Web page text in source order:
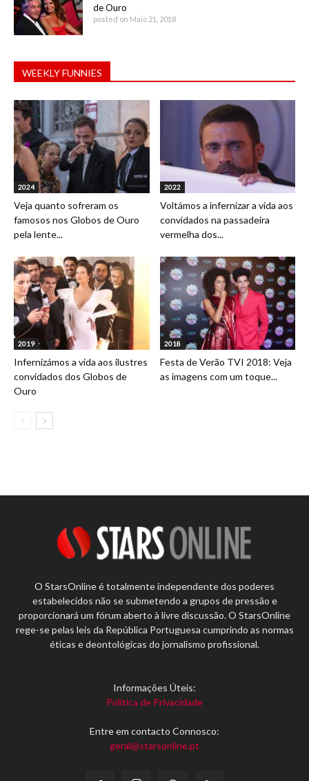
de Ouro
posted on Maio 21, 2018
WEEKLY FUNNIES
2024
Veja quanto sofreram os
famosos nos Globos de Ouro
pela lente...
2022
Voltámos a infernizar a vida aos
convidados na passadeira
vermelha dos...
2019
Infernizámos a vida aos ilustres
convidados dos Globos de
Ouro
2018
Festa de Verão TVI 2018: Veja
as imagens com um toque...
O StarsOnline é totalmente independente dos poderes
estabelecidos não se submetendo a grupos de pressão e
proporcionará um fórum aberto à livre discussão. O StarsOnline
rege-se pelas leis da República Portuguesa cumprindo as normas
éticas e deontológicas do jornalismo profissional.
Informações Úteis:
Política de Privacidade
Entre em contacto Connosco:
geral@starsonline.pt